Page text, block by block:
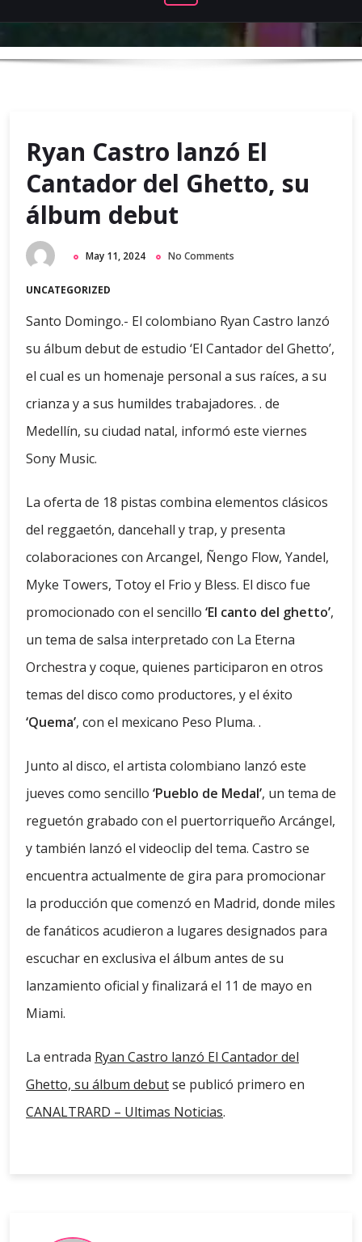
Ryan Castro lanzó El
Cantador del Ghetto, su
álbum debut
May 11, 2024 No Comments
UNCATEGORIZED
Santo Domingo.- El colombiano Ryan Castro lanzó
su álbum debut de estudio ‘El Cantador del Ghetto’,
el cual es un homenaje personal a sus raíces, a su
crianza y a sus humildes trabajadores. . de
Medellín, su ciudad natal, informó este viernes
Sony Music.
La oferta de 18 pistas combina elementos clásicos
del reggaetón, dancehall y trap, y presenta
colaboraciones con Arcangel, Ñengo Flow, Yandel,
Myke Towers, Totoy el Frio y Bless. El disco fue
promocionado con el sencillo ‘El canto del ghetto’,
un tema de salsa interpretado con La Eterna
Orchestra y coque, quienes participaron en otros
temas del disco como productores, y el éxito
‘Quema’, con el mexicano Peso Pluma. .
Junto al disco, el artista colombiano lanzó este
jueves como sencillo ‘Pueblo de Medal’, un tema de
reguetón grabado con el puertorriqueño Arcángel,
y también lanzó el videoclip del tema. Castro se
encuentra actualmente de gira para promocionar
la producción que comenzó en Madrid, donde miles
de fanáticos acudieron a lugares designados para
escuchar en exclusiva el álbum antes de su
lanzamiento oficial y finalizará el 11 de mayo en
Miami.
La entrada Ryan Castro lanzó El Cantador del
Ghetto, su álbum debutse publicó primero en
CANALTRARD – Ultimas Noticias.